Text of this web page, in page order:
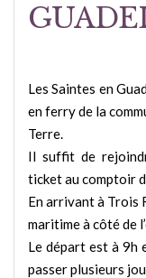
Les Saintes en
en ferry de la
Terre.
Il suffit de
ticket au comptoir
En arrivant à Trois
maritime à côté de
Le départ est à 9h
passer plusieurs